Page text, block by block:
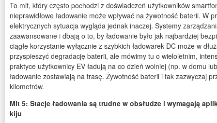
To mit, który często pochodzi z doświadczeń użytkowników
nieprawidłowe ładowanie może wpływać na żywotność baterii. W
elektrycznych sytuacja wygląda jednak inaczej. Systemy
zaawansowane i dbają o to, by ładowanie było jak najbardziej
ciągłe korzystanie wyłącznie z szybkich ładowarek DC może w
przyspieszyć degradację baterii, ale mówimy tu o wieloletnim,
praktyce użytkownicy EV ładują na co dzień wolniej (np. w domu
ładowanie zostawiają na trasę. Żywotność baterii i tak zazwyczaj
kilometrów.
Mit 5: Stacje ładowania są trudne w obsłudze i wymagają
kiju